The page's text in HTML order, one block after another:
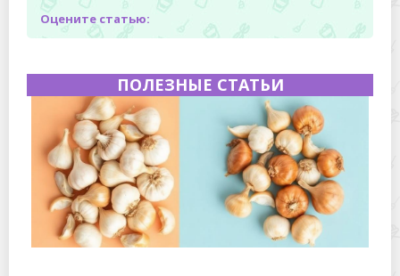
Оцените статью:
ПОЛЕЗНЫЕ СТАТЬИ